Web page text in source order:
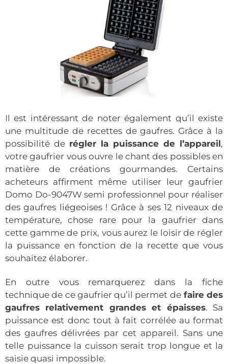
Il est intéressant de noter également qu’il existe
une multitude de recettes de gaufres. Grâce à la
possibilité de régler la puissance de l’appareil,
votre gaufrier vous ouvre le chant des possibles en
matière de créations gourmandes. Certains
acheteurs affirment même utiliser leur gaufrier
Domo Do-9047W semi professionnel pour réaliser
des gaufres liégeoises ! Grâce à ses 12 niveaux de
température, chose rare pour la gaufrier dans
cette gamme de prix, vous aurez le loisir de régler
la puissance en fonction de la recette que vous
souhaitez élaborer.
En outre vous remarquerez dans la fiche
technique de ce gaufrier qu’il permet defaire des
gaufres relativement grandes et épaisses. Sa
puissance est donc tout à fait corrélée au format
des gaufres délivrées par cet appareil. Sans une
telle puissance la cuisson serait trop longue et la
saisie quasi impossible.